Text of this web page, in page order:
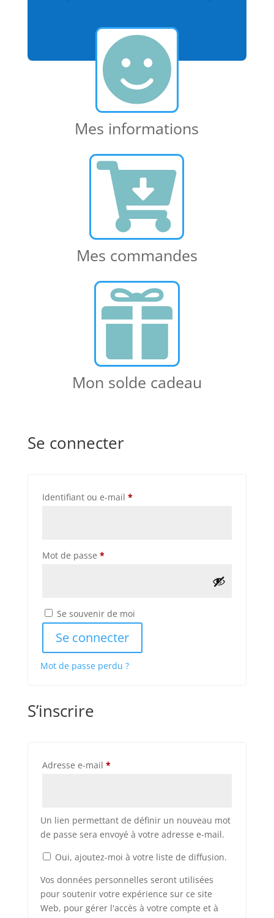

Mes informations

Mes commandes

Mon solde cadeau
Se connecter
Identifiant ou e-mail *Obligatoire
Mot de passe *Obligatoire
Se souvenir de moi
Se connecter
Mot de passe perdu ?
S’inscrire
Adresse e-mail *Obligatoire
Un lien permettant de définir un nouveau mot
de passe sera envoyé à votre adresse e-mail.
Oui, ajoutez-moi à votre liste de diffusion.
Vos données personnelles seront utilisées
pour soutenir votre expérience sur ce site
Web, pour gérer l'accès à votre compte et à